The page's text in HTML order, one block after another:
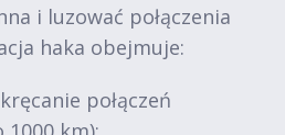
i luzować połączenia
haka obejmuje:
połączeń